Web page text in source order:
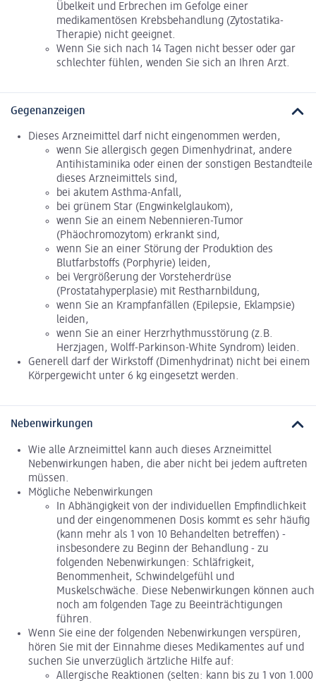
Übelkeit und Erbrechen im Gefolge einer
medikamentösen Krebsbehandlung (Zytostatika-
Therapie) nicht geeignet.
Wenn Sie sich nach 14 Tagen nicht besser oder gar
schlechter fühlen, wenden Sie sich an Ihren Arzt.
Gegenanzeigen
Dieses Arzneimittel darf nicht eingenommen werden,
wenn Sie allergisch gegen Dimenhydrinat, andere
Antihistaminika oder einen der sonstigen Bestandteile
dieses Arzneimittels sind,
bei akutem Asthma-Anfall,
bei grünem Star (Engwinkelglaukom),
wenn Sie an einem Nebennieren-Tumor
(Phäochromozytom) erkrankt sind,
wenn Sie an einer Störung der Produktion des
Blutfarbstoffs (Porphyrie) leiden,
bei Vergrößerung der Vorsteherdrüse
(Prostatahyperplasie) mit Restharnbildung,
wenn Sie an Krampfanfällen (Epilepsie, Eklampsie)
leiden,
wenn Sie an einer Herzrhythmusstörung (z.B.
Herzjagen, Wolff-Parkinson-White Syndrom) leiden.
Generell darf der Wirkstoff (Dimenhydrinat) nicht bei einem
Körpergewicht unter 6 kg eingesetzt werden.
Nebenwirkungen
Wie alle Arzneimittel kann auch dieses Arzneimittel
Nebenwirkungen haben, die aber nicht bei jedem auftreten
müssen.
Mögliche Nebenwirkungen
In Abhängigkeit von der individuellen Empfindlichkeit
und der eingenommenen Dosis kommt es sehr häufig
(kann mehr als 1 von 10 Behandelten betreffen) -
insbesondere zu Beginn der Behandlung - zu
folgenden Nebenwirkungen: Schläfrigkeit,
Benommenheit, Schwindelgefühl und
Muskelschwäche. Diese Nebenwirkungen können auch
noch am folgenden Tage zu Beeinträchtigungen
führen.
Wenn Sie eine der folgenden Nebenwirkungen verspüren,
hören Sie mit der Einnahme dieses Medikamentes auf und
suchen Sie unverzüglich ärtzliche Hilfe auf:
Allergische Reaktionen (selten: kann bis zu 1 von 1.000